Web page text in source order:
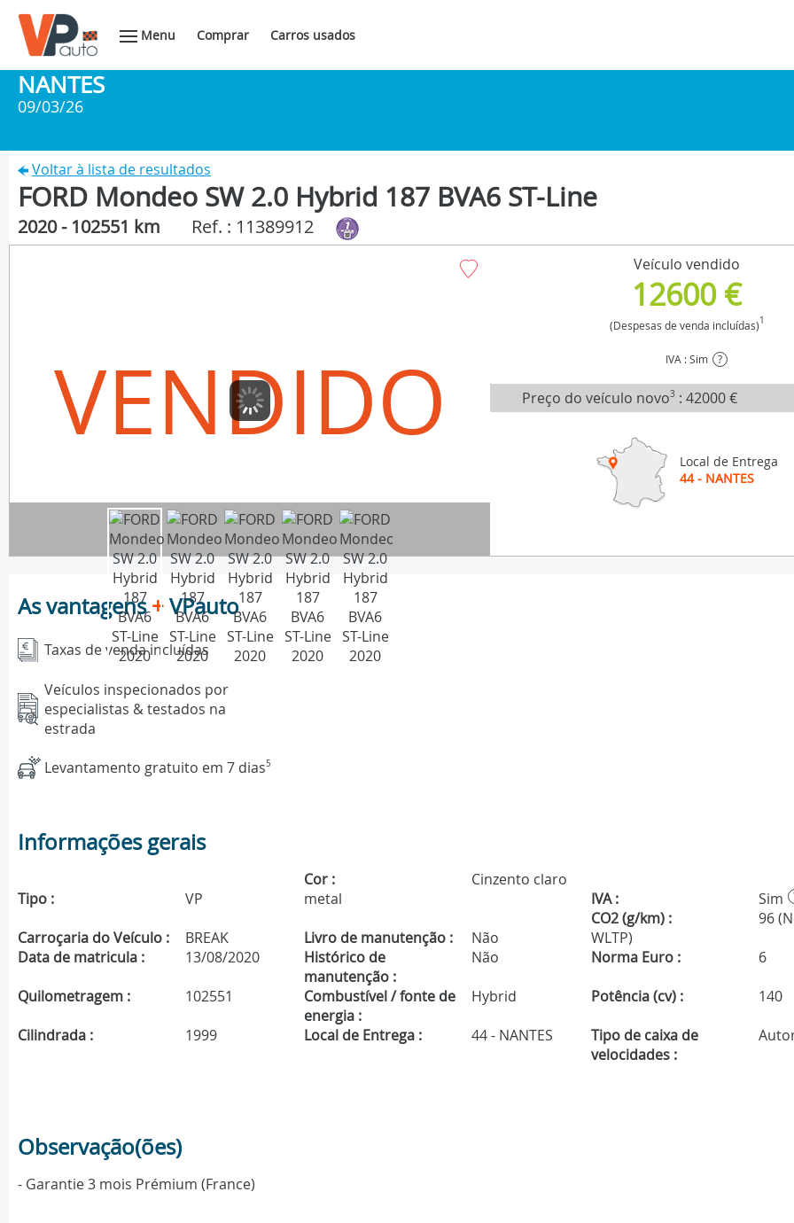
Menu Comprar Carros usados
NANTES
09/03/26
Voltar à lista de resultados
FORD Mondeo SW 2.0 Hybrid 187 BVA6 ST-Line
2020 - 102551 km Ref. : 11389912
VENDIDO
Veículo vendido
12600 €
(Despesas de venda incluídas)1
IVA : Sim ?
Preço do veículo novo3 : 42000 €
Local de Entrega
44 - NANTES
As vantagens+VPauto
Taxas de venda incluídas
Veículos inspecionados por
especialistas & testados na
estrada
Levantamento gratuito em 7 dias5
Informações gerais
Tipo : VP
Cor :
Cinzento claro
metal
IVA : Sim
Carroçaria do Veículo : BREAK Livro de manutenção : Não
CO2 (g/km) :
96
WLTP)
Data de matricula :
13/08/2020
Histórico de
manutenção :
Não Norma Euro :
6
Quilometragem :
102551
Combustível / fonte de
energia :
Hybrid Potência (cv) :
140
Cilindrada :
1999 Local de Entrega : 44 - NANTES
Tipo de caixa de
velocidades :
Observação(ões)
- Garantie 3 mois Prémium (France)